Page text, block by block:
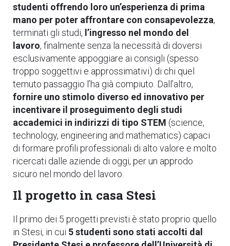
studenti offrendo loro un’esperienza di prima
mano per poter affrontare con consapevolezza,
terminati gli studi, l’ingresso nel mondo del
lavoro, finalmente senza la necessità di doversi
esclusivamente appoggiare ai consigli (spesso
troppo soggettivi e approssimativi) di chi quel
temuto passaggio l’ha già compiuto. Dall’altro,
fornire uno stimolo diverso ed innovativo per
incentivare il proseguimento degli studi
accademici in indirizzi di tipo STEM (science,
technology, engineering and mathematics) capaci
di formare profili professionali di alto valore e molto
ricercati dalle aziende di oggi, per un approdo
sicuro nel mondo del lavoro.
Il progetto in casa Stesi
Il primo dei 5 progetti previsti è stato proprio quello
in Stesi, in cui 5 studenti sono stati accolti dal